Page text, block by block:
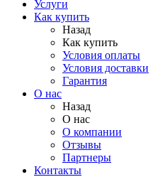
Услуги
Как купить
Назад
Как купить
Условия оплаты
Условия доставки
Гарантия
О нас
Назад
О нас
О компании
Отзывы
Партнеры
Контакты